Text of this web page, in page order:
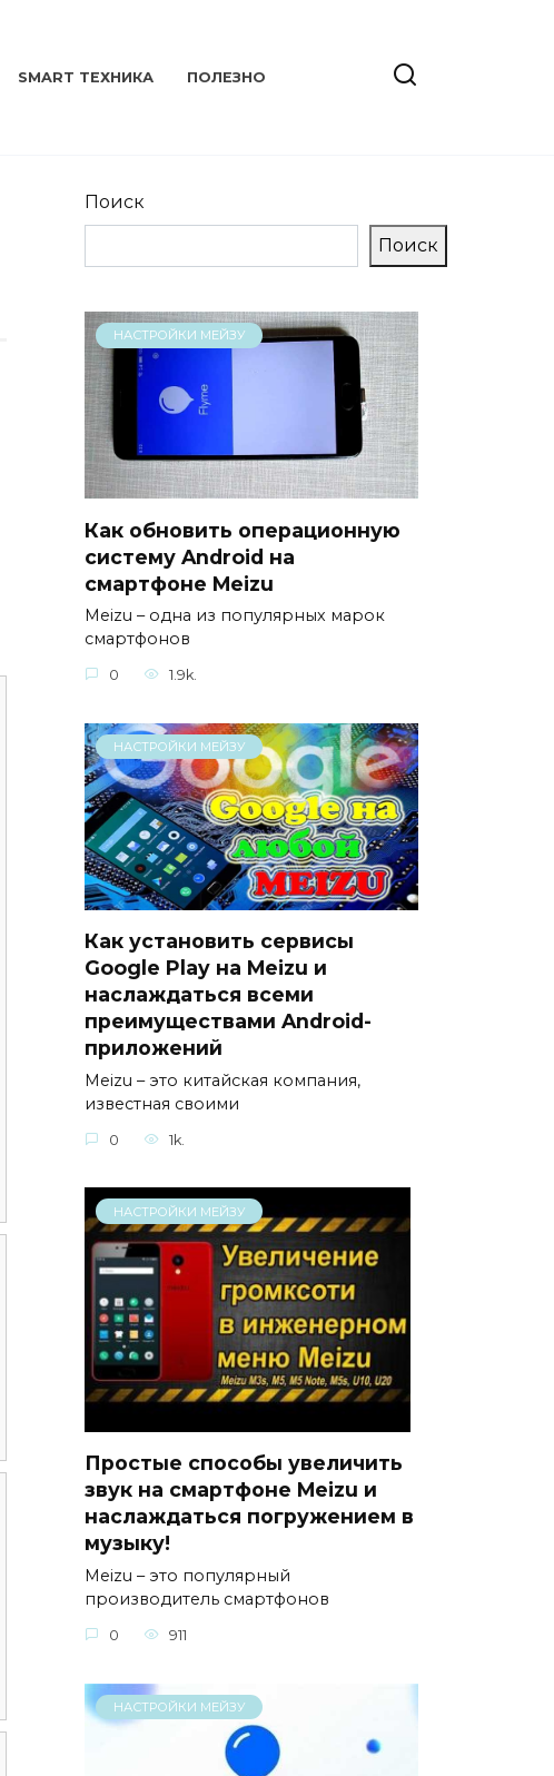
SMART ТЕХНИКА ПОЛЕЗНО
Поиск
Поиск
НАСТРОЙКИ МЕЙЗУ
Как обновить операционную
систему Android на
смартфоне Meizu
Meizu – одна из популярных марок
смартфонов
0 1.9k.
НАСТРОЙКИ МЕЙЗУ
Как установить сервисы
Google Play на Meizu и
наслаждаться всеми
преимуществами Android-
приложений
Meizu – это китайская компания,
известная своими
0 1k.
НАСТРОЙКИ МЕЙЗУ
Простые способы увеличить
звук на смартфоне Meizu и
наслаждаться погружением в
музыку!
Meizu – это популярный
производитель смартфонов
0 911
НАСТРОЙКИ МЕЙЗУ